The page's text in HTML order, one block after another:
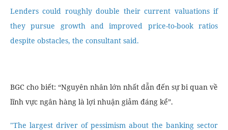
Lenders could roughly double their current valuations if
they pursue growth and improved price-to-book ratios
despite obstacles, the consultant said.
BGC cho biết: “Nguyên nhân lớn nhất dẫn đến sự bi quan về
lĩnh vực ngân hàng là lợi nhuận giảm đáng kể”.
"The largest driver of pessimism about the banking sector